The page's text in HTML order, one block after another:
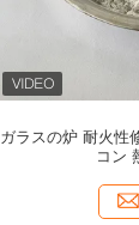
ガラスの炉 耐火性
コン